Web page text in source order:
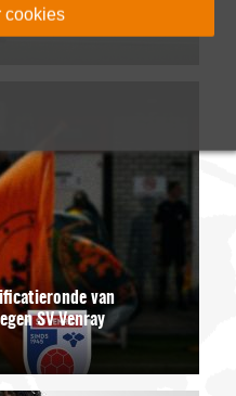
van
SV Venray
cookies